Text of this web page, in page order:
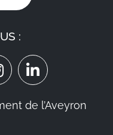
:
de l’Aveyron